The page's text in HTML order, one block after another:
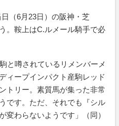
（6月23日）の阪神・芝
。鞍上はC.ルメール騎手で必
と噂されているリメンバーメ
ィープインパクト産駒レッド
トリー。素質馬が集った非常
です。ただ、それでも『シル
変わらないようです」（同）